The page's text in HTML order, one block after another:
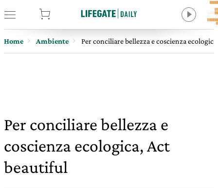
Home Ambiente Per conciliare bellezza e coscienza
Per conciliare bellezza e
coscienza ecologica, Act
beautiful